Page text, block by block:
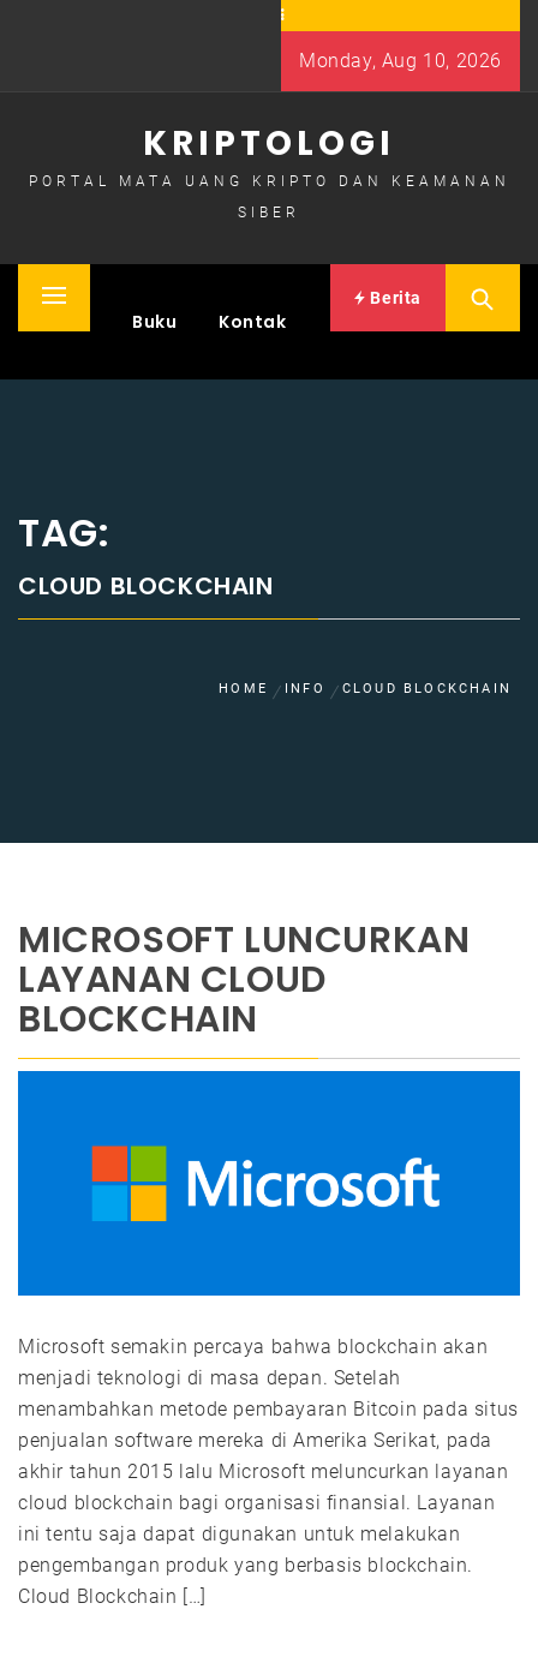
Monday, Aug 10, 2026
KRIPTOLOGI
PORTAL MATA UANG KRIPTO DAN KEAMANAN
SIBER
Primary
Buku Kontak
Berita
TAG:
CLOUD BLOCKCHAIN
HOME INFO CLOUD BLOCKCHAIN
MICROSOFT LUNCURKAN
LAYANAN CLOUD
BLOCKCHAIN
Microsoft semakin percaya bahwa blockchain akan
menjadi teknologi di masa depan. Setelah
menambahkan metode pembayaran Bitcoin pada situs
penjualan software mereka di Amerika Serikat, pada
akhir tahun 2015 lalu Microsoft meluncurkan layanan
cloud blockchain bagi organisasi finansial. Layanan
ini tentu saja dapat digunakan untuk melakukan
pengembangan produk yang berbasis blockchain.
Cloud Blockchain […]